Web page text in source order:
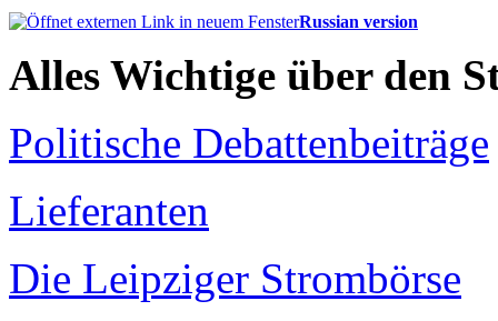
Russian version
Alles Wichtige über den
Politische Debattenbeiträge
Lieferanten
Die Leipziger Strombörse